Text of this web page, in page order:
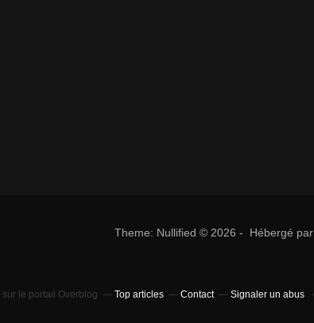
Theme: Nullified © 2026 - Hébergé par
sur le portail Overblog Top articles Contact Signaler un abus